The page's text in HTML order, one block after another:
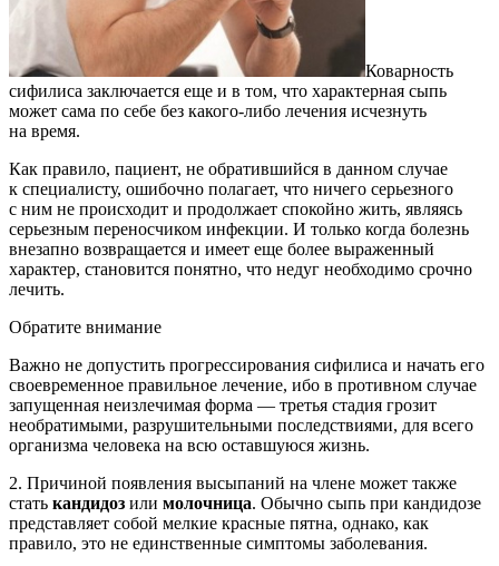
Коварность
сифилиса заключается еще и в том, что характерная сыпь
может сама по себе без какого-либо лечения исчезнуть
на время.
Как правило, пациент, не обратившийся в данном случае
к специалисту, ошибочно полагает, что ничего серьезного
с ним не происходит и продолжает спокойно жить, являясь
серьезным переносчиком инфекции. И только когда болезнь
внезапно возвращается и имеет еще более выраженный
характер, становится понятно, что недуг необходимо срочно
лечить.
Обратите внимание
Важно не допустить прогрессирования сифилиса и начать его
своевременное правильное лечение, ибо в противном случае
запущенная неизлечимая форма — третья стадия грозит
необратимыми, разрушительными последствиями, для всего
организма человека на всю оставшуюся жизнь.
2. Причиной появления высыпаний на члене может также
стать кандидоз или молочница. Обычно сыпь при кандидозе
представляет собой мелкие красные пятна, однако, как
правило, это не единственные симптомы заболевания.